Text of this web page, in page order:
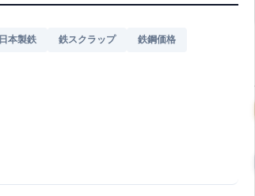
日本製鉄 鉄スクラップ 鉄鋼価格